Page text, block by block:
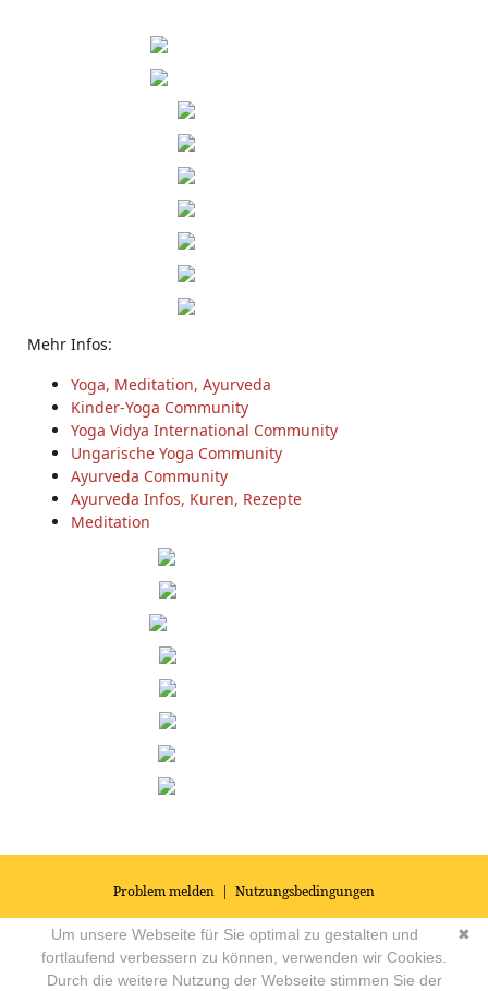
Mehr Infos:
Yoga, Meditation, Ayurveda
Kinder-Yoga Community
Yoga Vidya International Community
Ungarische Yoga Community
Ayurveda Community
Ayurveda Infos, Kuren, Rezepte
Meditation
Problem melden | Nutzungsbedingungen
© 2026Impressum|Datenschutz|AGB's| Yoga Vidya Community -
Forum für Yoga, Meditation und Ayurveda Powered by
✖
Um unsere Webseite für Sie optimal zu gestalten und
fortlaufend verbessern zu können, verwenden wir Cookies.
Durch die weitere Nutzung der Webseite stimmen Sie der